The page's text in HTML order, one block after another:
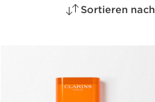
Sortieren nach